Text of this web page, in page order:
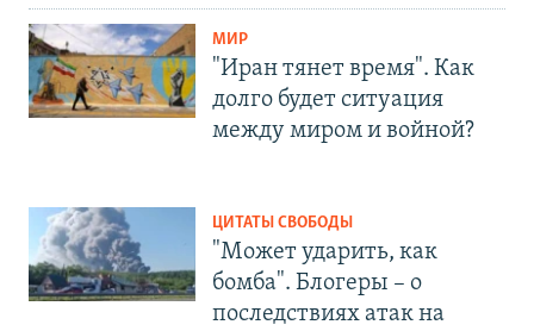
МИР
"Иран тянет время". Как
долго будет ситуация
между миром и войной?
ЦИТАТЫ СВОБОДЫ
"Может ударить, как
бомба". Блогеры – о
последствиях атак на